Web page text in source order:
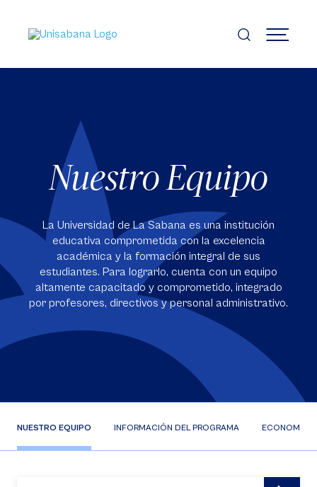
contenido
principal
MENÚ
Nuestro Equipo
La Universidad de La Sabana es una institución
educativa comprometida con la excelencia
académica y la formación integral de sus
estudiantes. Para lograrlo, cuenta con un equipo
altamente capacitado y comprometido, integrado
por profesores, directivos y personal administrativo.
NUESTRO EQUIPO INFORMACIÓN DEL PROGRAMA